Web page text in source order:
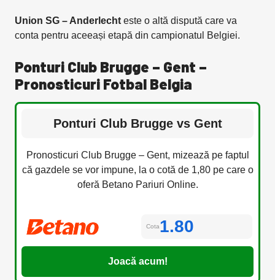
Union SG – Anderlecht este o altă dispută care va
conta pentru aceeași etapă din campionatul Belgiei.
Ponturi Club Brugge – Gent –
Pronosticuri Fotbal Belgia
Ponturi Club Brugge vs Gent
Pronosticuri Club Brugge – Gent, mizează pe faptul
că gazdele se vor impune, la o cotă de 1,80 pe care o
oferă Betano Pariuri Online.
Cota1.80
Joacă acum!